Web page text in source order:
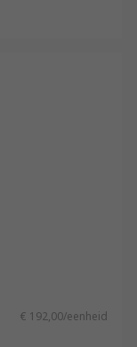
€ 192,00/eenheid